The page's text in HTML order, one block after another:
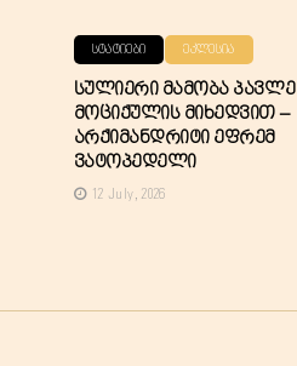
ᲡᲢᲐᲢᲘᲔᲑᲘ ᲔᲙᲚᲔᲡᲘᲐ
Სულიერი Მამობა Პავლე
Მოციქულის Მიხედვით –
Არქიმანდრიტი Ეფრემ
Ვატოპედელი
12 July, 2026